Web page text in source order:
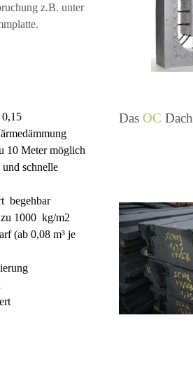
z.B. unter
10 Meter möglich
undschnelle
begehbar
zu 1000 kg/m2
(ab 0,08 m³ je
Das OC Dach